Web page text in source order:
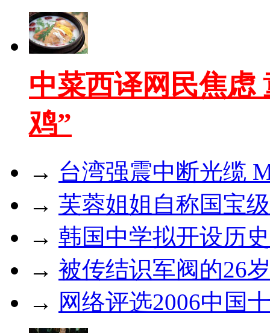
中菜西译网民焦虑
鸡”
→ 台湾强震中断光缆
→ 芙蓉姐姐自称国宝
→ 韩国中学拟开设历
→ 被传结识军阀的26
→ 网络评选2006中国